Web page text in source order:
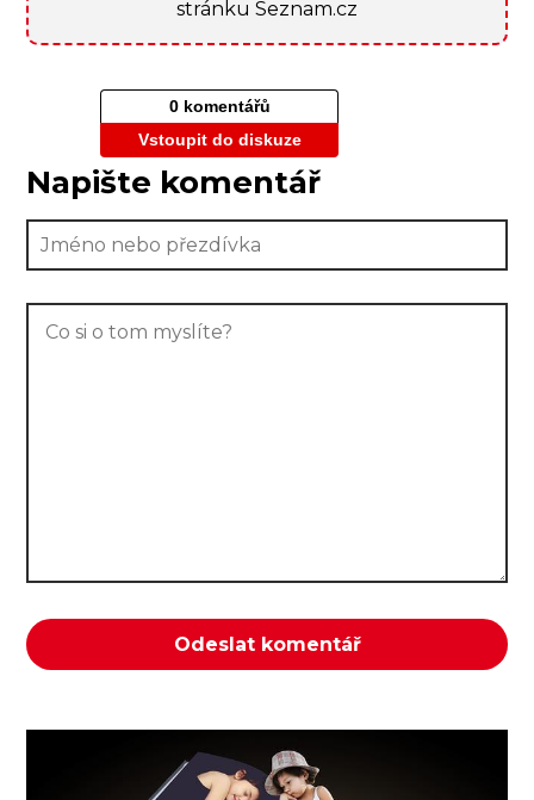
stránku Seznam.cz
0 komentářů
Vstoupit do diskuze
Napište komentář